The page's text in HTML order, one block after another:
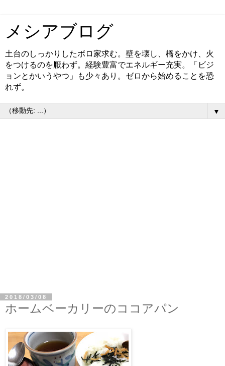
メシアブログ
土台のしっかりしたボロ家求む。壁を壊し、橋をかけ、火
をつけるのを厭わず。経験豊富でエネルギー充実。「ビジ
ョンとかいうやつ」も少々あり。ゼロから始めることを恐
れず。
▼
2018/03/08
ホームベーカリーのココアパン